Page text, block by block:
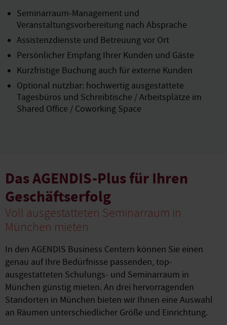
Seminarraum-Management und
Veranstaltungsvorbereitung nach Absprache
Assistenzdienste und Betreuung vor Ort
Persönlicher Empfang Ihrer Kunden und Gäste
Kurzfristige Buchung auch für externe Kunden
Optional nutzbar: hochwertig ausgestattete
Tagesbüros und Schreibtische / Arbeitsplätze im
Shared Office / Coworking Space
Das AGENDIS-Plus für Ihren
Geschäftserfolg
Voll ausgestatteten Seminarraum in
München mieten
In den AGENDIS Business Centern können Sie einen
genau auf Ihre Bedürfnisse passenden, top-
ausgestatteten Schulungs- und Seminarraum in
München günstig mieten. An drei hervorragenden
Standorten in München bieten wir Ihnen eine Auswahl
an Räumen unterschiedlicher Größe und Einrichtung.